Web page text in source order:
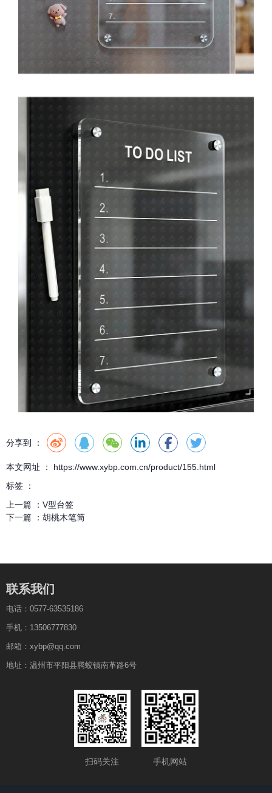
分享到 ：
本文网址 ： https://www.xybp.com.cn/product/155.html
标签 ：
上一篇 ： V型台签
下一篇 ： 胡桃木笔筒
联系我们
电话：0577-63535186
手机：13506777830
邮箱：xybp@qq.com
地址：温州市平阳县腾蛟镇南革路6号
扫码关注 手机网站